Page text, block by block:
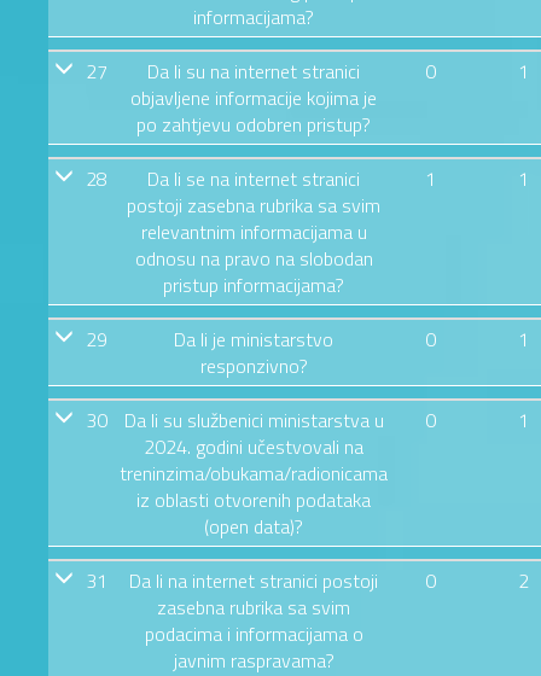
informacijama?
27
Da li su na internet stranici
objavljene informacije kojima je
po zahtjevu odobren pristup?
0 1
28
Da li se na internet stranici
postoji zasebna rubrika sa svim
relevantnim informacijama u
odnosu na pravo na slobodan
pristup informacijama?
1 1
29
Da li je ministarstvo
responzivno?
0 1
30
Da li su službenici ministarstva u
2024. godini učestvovali na
treninzima/obukama/radionicama
iz oblasti otvorenih podataka
(open data)?
0 1
31
Da li na internet stranici postoji
zasebna rubrika sa svim
podacima i informacijama o
javnim raspravama?
0 2